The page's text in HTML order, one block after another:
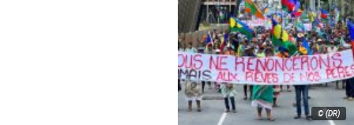
© (DR)